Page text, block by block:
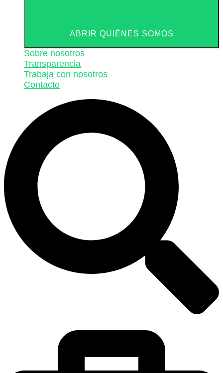
ABRIR QUIÉNES SOMOS
Sobre nosotros
Transparencia
Trabaja con nosotros
Contacto